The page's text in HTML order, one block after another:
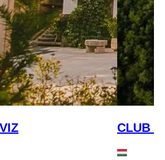
CLUB